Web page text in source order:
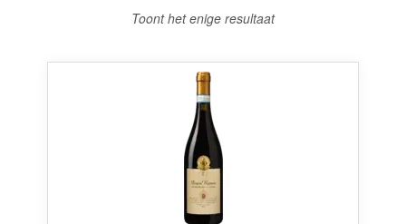
Rosé wijn
Bubbels
Porto
Wijnpakketten
Kleine flesjes
Magnums
Toont het enige resultaat